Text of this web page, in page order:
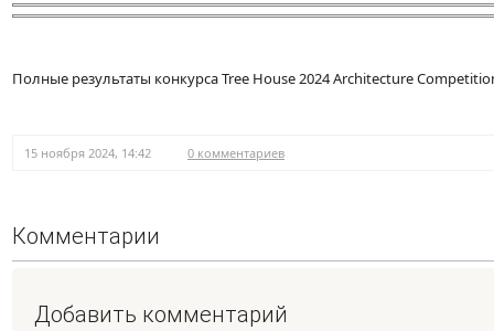
Полные результаты конкурса Tree House 2024 Architecture
15 ноября 2024, 14:42 0 комментариев
Комментарии
Добавить комментарий